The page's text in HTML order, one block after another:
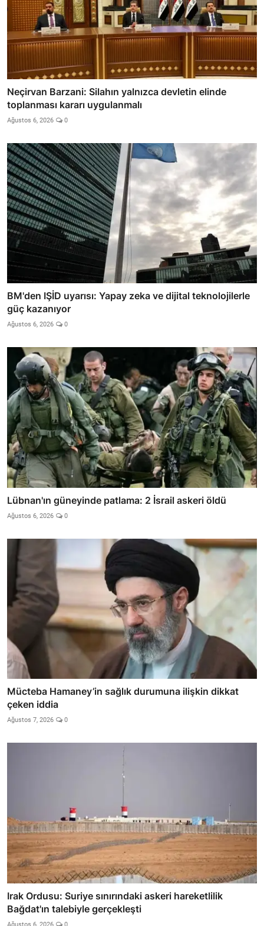
Neçirvan Barzani: Silahın yalnızca devletin elinde
toplanması kararı uygulanmalı
Ağustos 6, 2026 0
BM'den IŞİD uyarısı: Yapay zeka ve dijital teknolojilerle
güç kazanıyor
Ağustos 6, 2026 0
Lübnan'ın güneyinde patlama: 2 İsrail askeri öldü
Ağustos 6, 2026 0
Mücteba Hamaney’in sağlık durumuna ilişkin dikkat
çeken iddia
Ağustos 7, 2026 0
Irak Ordusu: Suriye sınırındaki askeri hareketlilik
Bağdat'ın talebiyle gerçekleşti
Ağustos 6, 2026 0